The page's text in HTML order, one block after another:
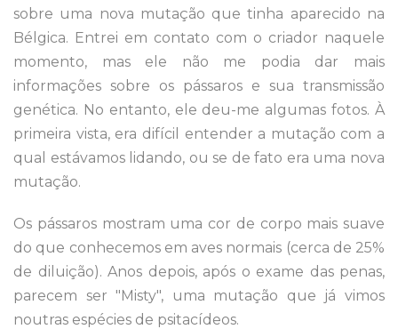
sobre uma nova mutação que tinha aparecido na
Bélgica. Entrei em contato com o criador naquele
momento, mas ele não me podia dar mais
informações sobre os pássaros e sua transmissão
genética. No entanto, ele deu-me algumas fotos. À
primeira vista, era difícil entender a mutação com a
qual estávamos lidando, ou se de fato era uma nova
mutação.
Os pássaros mostram uma cor de corpo mais suave
do que conhecemos em aves normais (cerca de 25%
de diluição). Anos depois, após o exame das penas,
parecem ser "Misty", uma mutação que já vimos
noutras espécies de psitacídeos.